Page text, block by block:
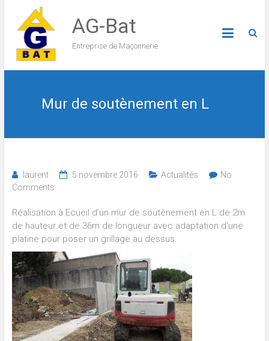
AG-Bat
Entreprise de Maçonnerie
Mur de soutènement en L
laurent 5 novembre 2016 Actualités
No
Comments
Réalisation à Ecueil d’un mur de soutènement en L de 2m
de hauteur et de 36m de longueur avec adaptation d’une
platine pour poser un grillage au dessus.